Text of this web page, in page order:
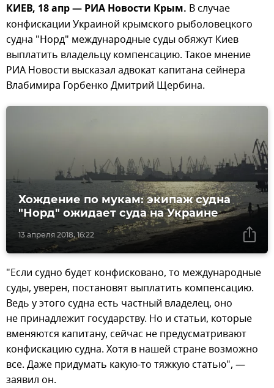
КИЕВ, 18 апр — РИА Новости Крым. В случае
конфискации Украиной крымского рыболовецкого
судна "Норд" международные суды обяжут Киев
выплатить владельцу компенсацию. Такое мнение
РИА Новости высказал адвокат капитана сейнера
Влабимира Горбенко Дмитрий Щербина.
13 апреля 2018, 16:22
Хождение по мукам: экипаж судна
"Норд" ожидает суда на Украине
"Если судно будет конфисковано, то международные
суды, уверен, постановят выплатить компенсацию.
Ведь у этого судна есть частный владелец, оно
не принадлежит государству. Но и статьи, которые
вменяются капитану, сейчас не предусматривают
конфискацию судна. Хотя в нашей стране возможно
все. Даже придумать какую-то тяжкую статью", —
заявил он.